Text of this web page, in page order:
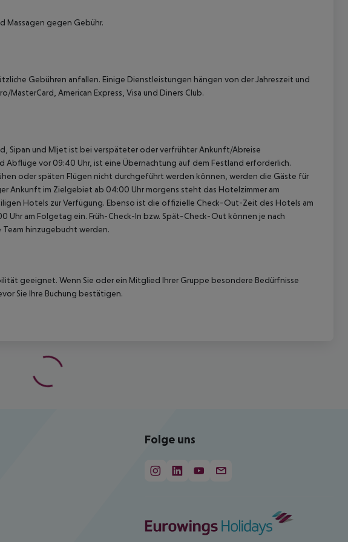
Massagen gegen Gebühr.
Gebühren anfallen. Einige Dienstleistungen hängen von der Jahreszeit und
American Express, Visa und Diners Club.
Sipan und Mljet ist bei verspäteter oder verfrühter Ankunft/Abreise
Abflüge vor 09:40 Uhr, ist eine Übernachtung auf dem Festland erforderlich.
oder späten Flügen nicht durchgeführt werden können, werden die Gäste für
Ankunft im Zielgebiet ab 04:00 Uhr morgens steht das Hotelzimmer am
Hotels zur Verfügung. Ebenso ist die offizielle Check-Out-Zeit des Hotels am
Uhr am Folgetag ein. Früh-Check-In bzw. Spät-Check-Out können je nach
hinzugebucht werden.
geeignet. Wenn Sie oder ein Mitglied Ihrer Gruppe besondere Bedürfnisse
Sie Ihre Buchung bestätigen.
Folge uns